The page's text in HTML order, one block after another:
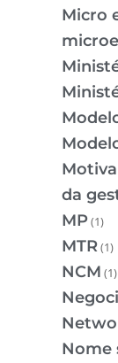
Micro
da
MP(1)
MTR(1)
NCM (1)
Nome